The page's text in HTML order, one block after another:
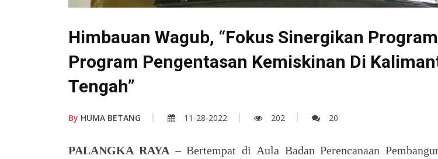
Himbauan Wagub, “Fokus Sinergikan Program
Program Pengentasan Kemiskinan Di
Tengah”
By HUMA BETANG 11-28-2022 202 20
PALANGKA RAYA – Bertempat di Aula Badan Perencanaan